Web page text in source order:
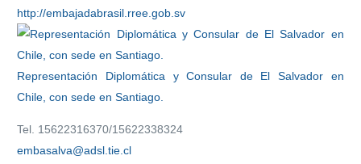
http://embajadabrasil.rree.gob.sv
Representación Diplomática y Consular de El Salvador en
Chile, con sede en Santiago.
Tel. 15622316370/15622338324
embasalva@adsl.tie.cl